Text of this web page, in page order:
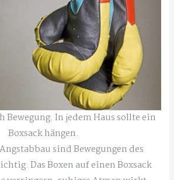
Bewegung. In jedem Haus sollte ein
Boxsack hängen.
sind Bewegungen des
Das Boxen auf einen Boxsack